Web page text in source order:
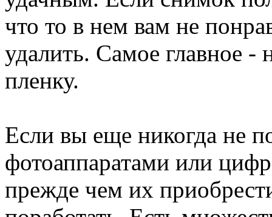
что то в нем вам не
удалить. Самое главное -
пленку.
Если вы еще никогда не
фотоаппаратами или
прежде чем их